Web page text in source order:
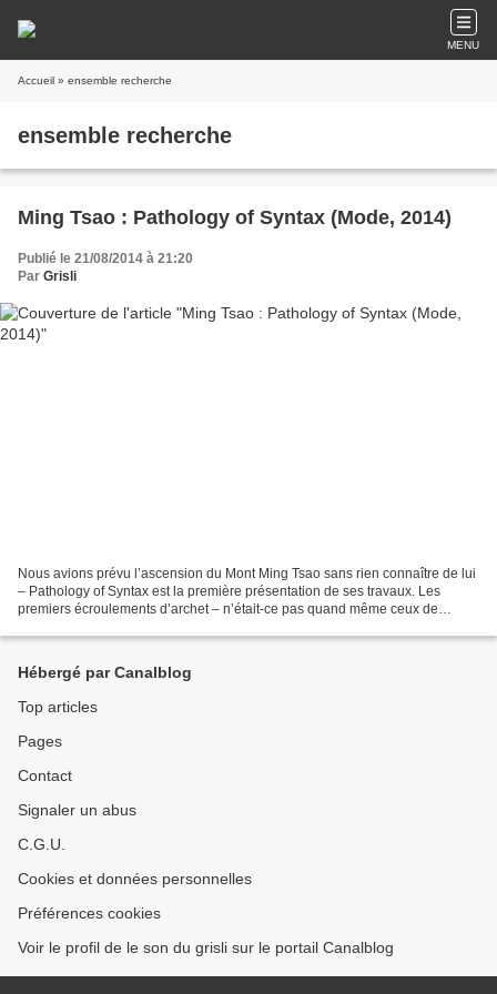
MENU
Accueil » ensemble recherche
ensemble recherche
Ming Tsao : Pathology of Syntax (Mode, 2014)
Publié le 21/08/2014 à 21:20
Par Grisli
Nous avions prévu l’ascension du Mont Ming Tsao sans rien connaître de lui
– Pathology of Syntax est la première présentation de ses travaux. Les
premiers écroulements d’archet – n’était-ce pas quand même ceux de
Hébergé par Canalblog
Top articles
Pages
Contact
Signaler un abus
C.G.U.
Cookies et données personnelles
Préférences cookies
Voir le profil de le son du grisli sur le portail Canalblog